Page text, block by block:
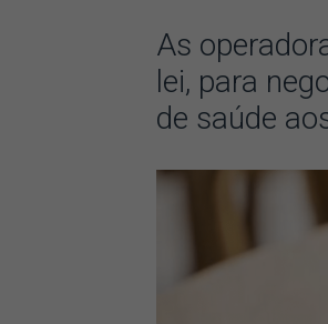
As
lei, para
de saúde